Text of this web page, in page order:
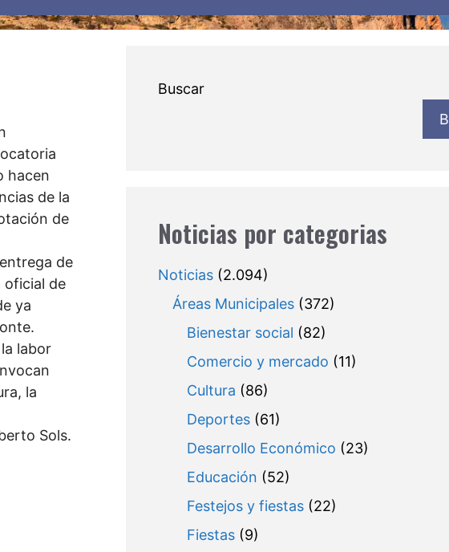
hacen
de la
de
de
oficial de
ya
labor
la
Sols.
Buscar
Noticias por categorias
Noticias(2.094)
Áreas Municipales(372)
Bienestar social (82)
Comercio y mercado (11)
Cultura (86)
Deportes(61)
Desarrollo Económico (23)
Educación (52)
Festejos y fiestas(22)
Fiestas(9)